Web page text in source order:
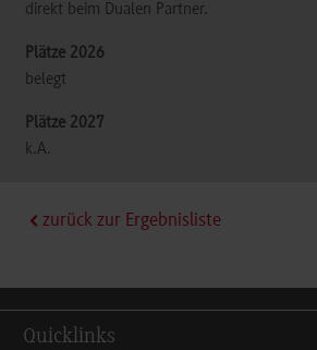
direkt beim Dualen Partner.
belegt
k.A.
zurück zur Ergebnisliste
Quicklinks